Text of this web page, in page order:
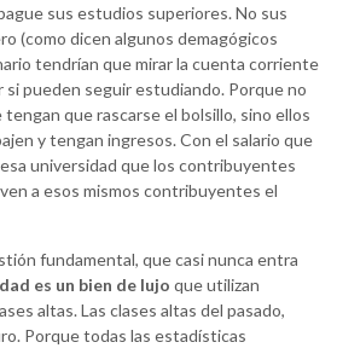
sus estudios superiores. No sus
(como dicen algunos demagógicos
tendrían que mirar la cuenta corriente
pueden seguir estudiando. Porque no
tengan que rascarse el bolsillo, sino ellos
y tengan ingresos. Con el salario que
universidad que los contribuyentes
a esos mismos contribuyentes el
fundamental, que casi nunca entra
es un bien de lujo que utilizan
altas. Las clases altas del pasado,
Porque todas las estadísticas